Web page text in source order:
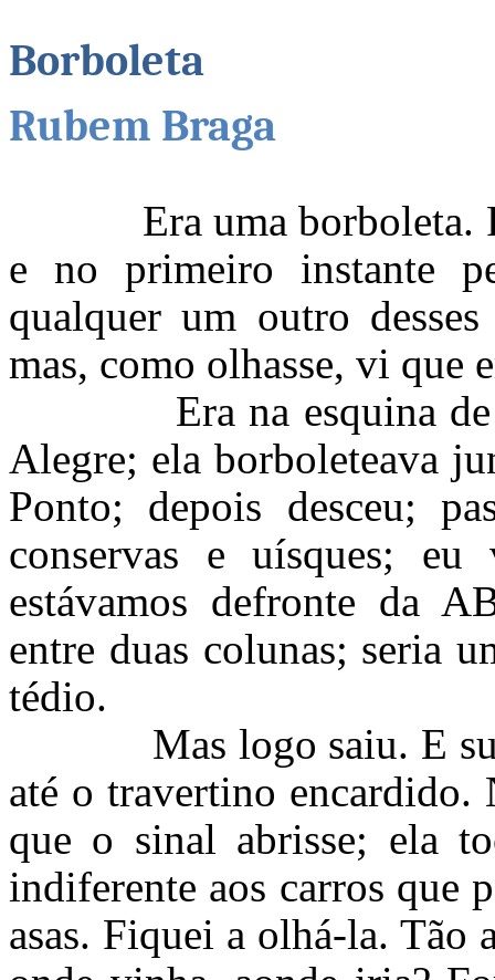
Borboleta
Rubem Braga
Era uma borboleta.
e no primeiro instante
qualquer um outro
mas, como olhasse, vi que
Era na esquina de
Alegre; ela borboleteava
Ponto; depois desceu;
conservas e uísques;
estávamos defronte da
entre duas colunas; seria
tédio.
Mas logo saiu. E
até o travertino encardido.
que o sinal abrisse; ela
indiferente aos carros que
asas. Fiquei a olhá-la. Tão